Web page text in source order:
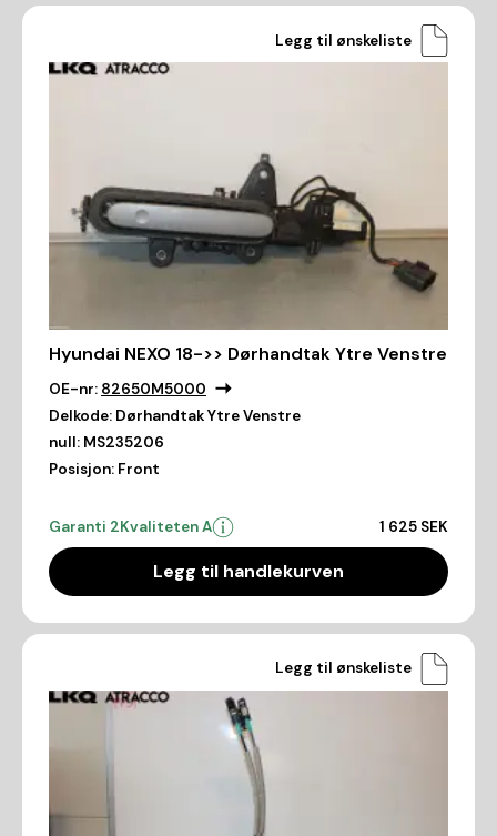
Legg til ønskeliste
Hyundai NEXO 18->> Dørhandtak Ytre Venstre
OE-nr: 82650M5000
Delkode: Dørhandtak Ytre Venstre
null: MS235206
Posisjon: Front
Garanti 2Kvaliteten A 1 625 SEK
Legg til handlekurven
Legg til ønskeliste